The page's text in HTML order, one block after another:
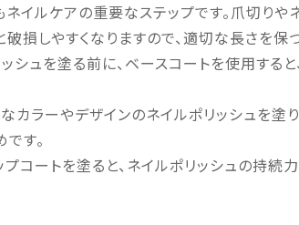
イルケアの重要なステップです。爪切りや
破損しやすくなりますので、適切な長さを保
シュを塗る前に、ベースコートを使用する
カラーやデザインのネイルポリッシュを塗
す。
コートを塗ると、ネイルポリッシュの持続